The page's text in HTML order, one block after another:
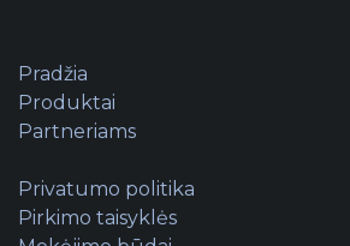
Pradžia
Produktai
Partneriams
Privatumo politika
Pirkimo taisyklės